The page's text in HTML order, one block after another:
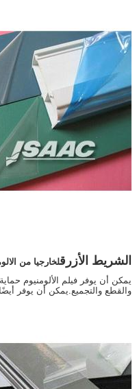
الشريط الأزرقلخارجيا من
يمكن أن يوفر فيلم الألومنيوم
والقطع والتجميع.يمكن أن يوفر